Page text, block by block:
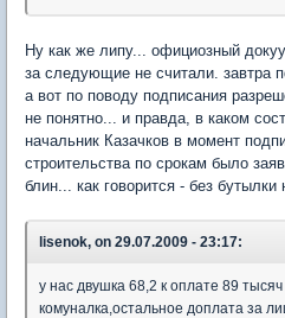
Ну как же липу... официозный
за следующие не считали. завтра
а вот по поводу подписания
не понятно... и правда, в каком
начальник Казачков в момент
строительства по срокам было
блин... как говорится - без бутылки
lisenok, on 29.07.2009 - 23:17:
у нас двушка 68,2 к оплате 89
комуналка,остальное доплата за